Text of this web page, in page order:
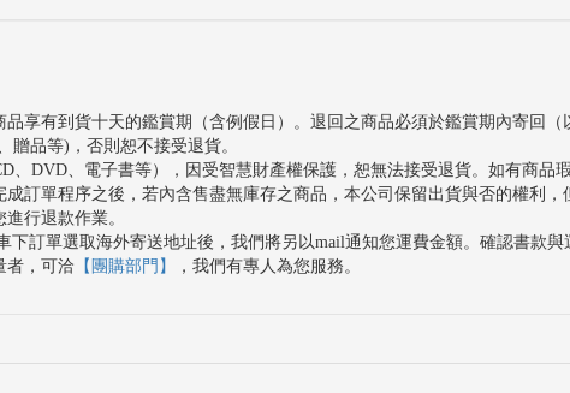
享有到貨十天的鑑賞期（含例假日）。退回之商品必須於鑑賞期內寄回
贈品等)，否則恕不接受退貨。
、DVD、電子書等），因受智慧財產權保護，恕無法接受退貨。如有商品
訂單程序之後，若內含售盡無庫存之商品，本公司保留出貨與否的權利
行退款作業。
下訂單選取海外寄送地址後，我們將另以mail通知您運費金額。確認書款
者，可洽 【團購部門】 ，我們有專人為您服務。